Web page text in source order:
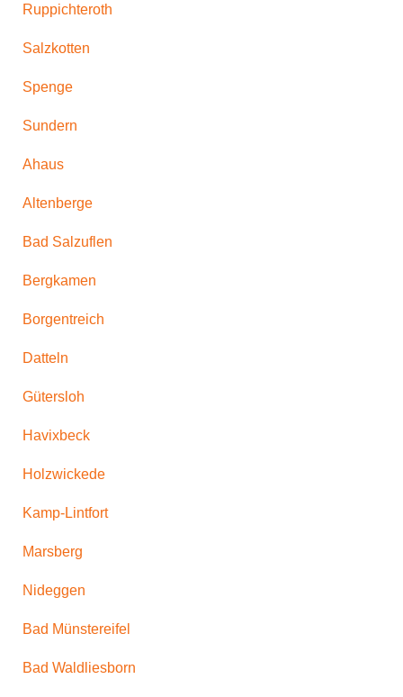
Ruppichteroth
Salzkotten
Spenge
Sundern
Ahaus
Altenberge
Bad Salzuflen
Bergkamen
Borgentreich
Datteln
Gütersloh
Havixbeck
Holzwickede
Kamp-Lintfort
Marsberg
Nideggen
Bad Münstereifel
Bad Waldliesborn